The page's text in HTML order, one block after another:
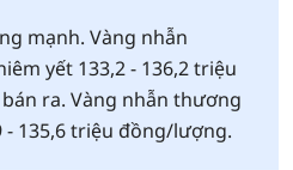
mạnh. Vàng nhẫn
yết 133,2 - 136,2 triệu
ra. Vàng nhẫn thương
- 135,6 triệu đồng/lượng.